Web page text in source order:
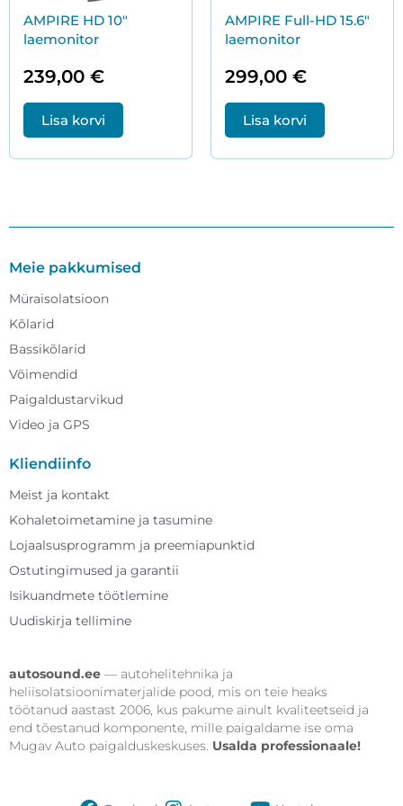
AMPIRE HD 10″
laemonitor
239,00 €
Lisa korvi
AMPIRE Full-HD 15.6″
laemonitor
299,00 €
Lisa korvi
Meie pakkumised
Müraisolatsioon
Kõlarid
Bassikõlarid
Võimendid
Paigaldustarvikud
Video ja GPS
Kliendiinfo
Meist ja kontakt
Kohaletoimetamine ja tasumine
Lojaalsusprogramm ja preemiapunktid
Ostutingimused ja garantii
Isikuandmete töötlemine
Uudiskirja tellimine
autosound.ee — autohelitehnika ja
heliisolatsioonimaterjalide pood, mis on teie heaks
töötanud aastast 2006, kus pakume ainult kvaliteetseid ja
end tõestanud komponente, mille paigaldame ise oma
Mugav Auto paigalduskeskuses. Usalda professionaale!